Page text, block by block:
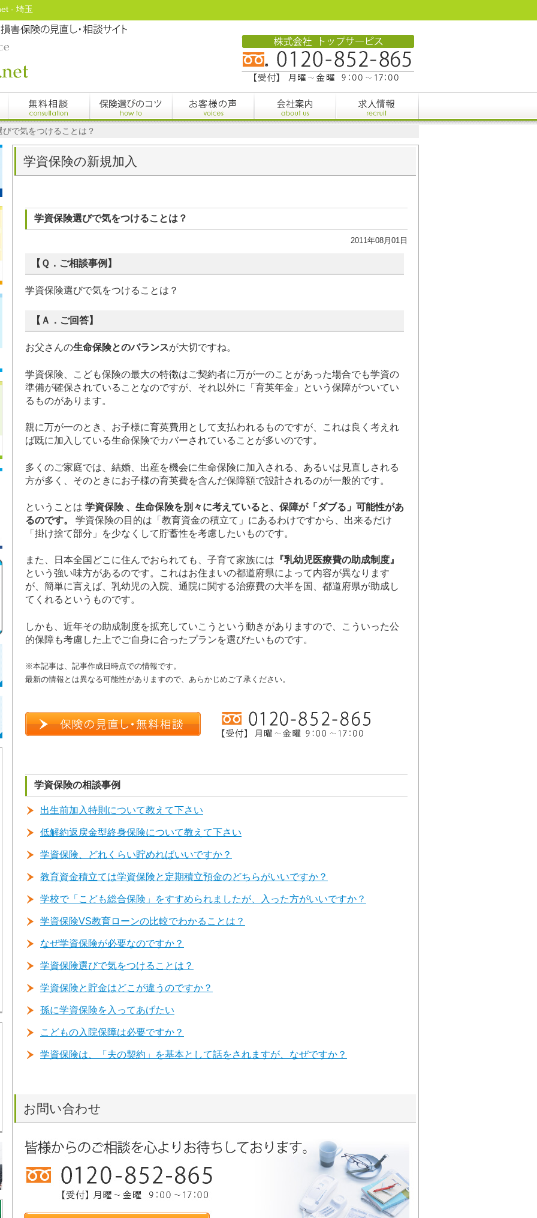
- 埼玉
で気をつけることは？
学資保険の新規加入
学資保険選びで気をつけることは？
2011年08月01日
【Ｑ．ご相談事例】
学資保険選びで気をつけることは？
【Ａ．ご回答】
お父さんの生命保険とのバランスが大切ですね。
学資保険、こども保険の最大の特徴はご契約者に万が一のことがあった場合でも学資の
準備が確保されていることなのですが、それ以外に「育英年金」という保障がついてい
るものがあります。
親に万が一のとき、お子様に育英費用として支払われるものですが、これは良く考えれ
ば既に加入している生命保険でカバーされていることが多いのです。
多くのご家庭では、結婚、出産を機会に生命保険に加入される、あるいは見直しされる
方が多く、そのときにお子様の育英費を含んだ保障額で設計されるのが一般的です。
ということは 学資保険 、生命保険を別々に考えていると、保障が「ダブる」可能性があ
るのです。
学資保険の目的は「教育資金の積立て」にあるわけですから、出来るだけ
「掛け捨て部分」を少なくして貯蓄性を考慮したいものです。
また、日本全国どこに住んでおられても、子育て家族には 『乳幼児医療費の助成制度』
という強い味方があるのです。これはお住まいの都道府県によって内容が異なります
が、簡単に言えば、乳幼児の入院、通院に関する治療費の大半を国、都道府県が助成し
てくれるというものです。
しかも、近年その助成制度を拡充していこうという動きがありますので、こういった公
的保障も考慮した上でご自身に合ったプランを選びたいものです。
※本記事は、記事作成日時点での情報です。
最新の情報とは異なる可能性がありますので、あらかじめご了承ください。
学資保険の相談事例
出生前加入特則について教えて下さい
低解約返戻金型終身保険について教えて下さい
学資保険、どれくらい貯めればいいですか？
教育資金積立ては学資保険と定期積立預金のどちらがいいですか？
学校で「こども総合保険」をすすめられましたが、入った方がいいですか？
学資保険VS教育ローンの比較でわかることは？
なぜ学資保険が必要なのですか？
学資保険選びで気をつけることは？
学資保険と貯金はどこが違うのですか？
孫に学資保険を入ってあげたい
こどもの入院保障は必要ですか？
学資保険は、「夫の契約」を基本として話をされますが、なぜですか？
お問い合わせ